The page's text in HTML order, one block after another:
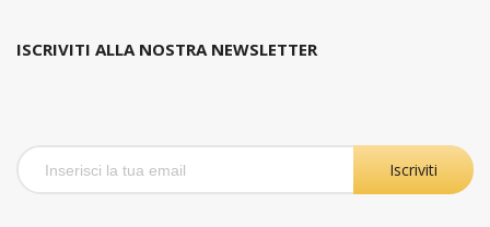
ISCRIVITI ALLA NOSTRA NEWSLETTER
Iscriviti